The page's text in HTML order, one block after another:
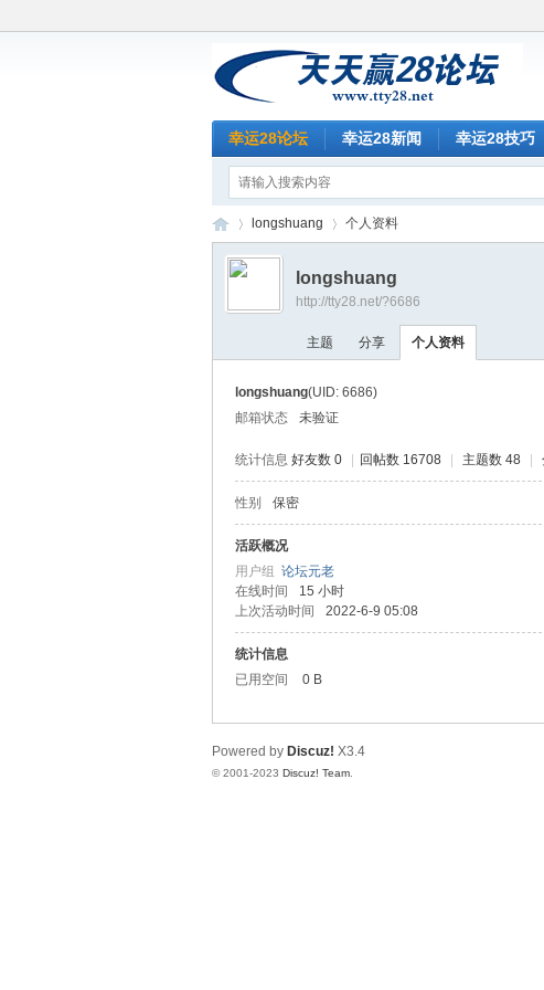
幸运28论坛 幸运28新闻 幸运28技巧
赢
›
longshuang 个人资料
longshuang
http://tty28.net/?6686
主题 分享 个人资料
longshuang(UID: 6686)
邮箱状态
未验证
统计信息 好友数 0 回帖数 16708 主题数 48
性别 保密
活跃概况
用户组 论坛元老
在线时间
15 小时
上次活动时间
2022-6-9 05:08
统计信息
已用空间
0 B
Powered by Discuz! X3.4
© 2001-2023 Discuz! Team